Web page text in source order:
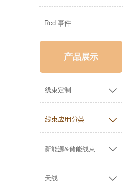
Rcd 事件
产品展示
线束定制 
线束应用分类 
新能源&储能线束 
天线 